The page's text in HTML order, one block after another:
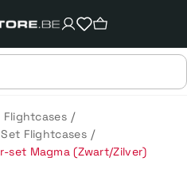
Flightcases /
Set Flightcases /
set Magma (Zwart/Zilver)